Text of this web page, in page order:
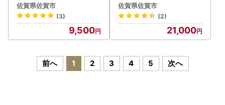
佐賀県佐賀市
(3)
9,500
佐賀県佐賀市
(2)
21,000
前へ 1 2 3 4 5 次へ